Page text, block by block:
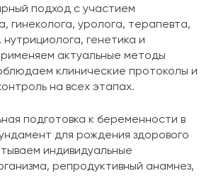
подход с участием
гинеколога, уролога, терапевта,
генетика и
актуальные методы
клинические протоколы и
на всех этапах.
подготовка к беременности в
для рождения здорового
индивидуальные
репродуктивный анамнез,